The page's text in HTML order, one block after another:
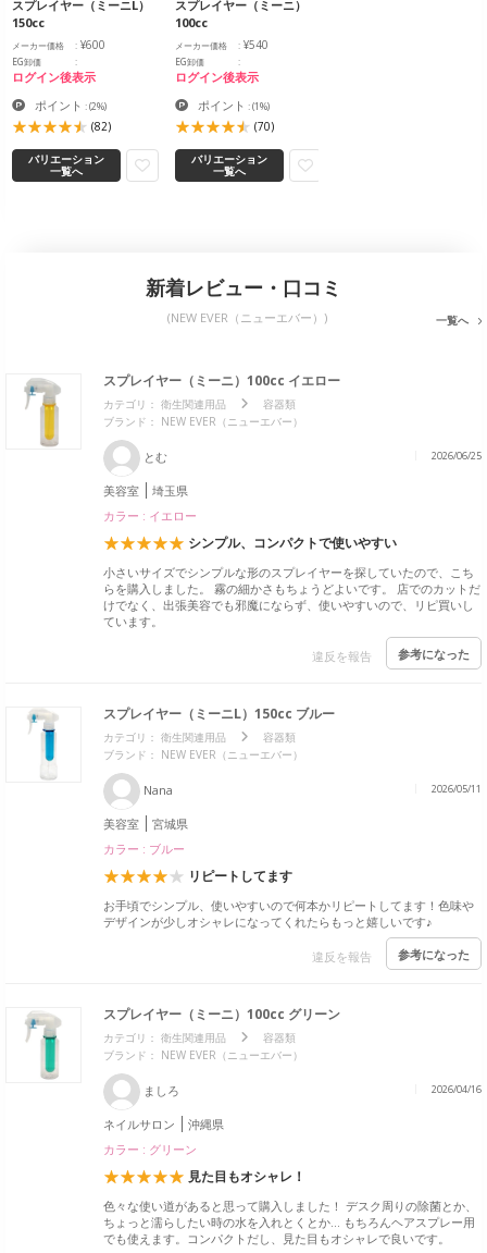
スプレイヤー（ミーニL）
150cc
メーカー価格 ¥600
EG卸価
ログイン後表示
ポイント :(2%)
(82)
バリエーション
一覧へ
スプレイヤー（ミーニ）
100cc
メーカー価格 ¥540
EG卸価
ログイン後表示
ポイント :(1%)
(70)
バリエーション
一覧へ
新着レビュー・口コミ
(NEW EVER（ニューエバー）) 一覧へ
スプレイヤー（ミーニ）100cc イエロー
カテゴリ： 衛生関連用品
容器類
ブランド： NEW EVER（ニューエバー）
とむ 2026/06/25
美容室
埼玉県
カラー : イエロー
シンプル、コンパクトで使いやすい
小さいサイズでシンプルな形のスプレイヤーを探していたので、こち
らを購入しました。 霧の細かさもちょうどよいです。 店でのカットだ
けでなく、出張美容でも邪魔にならず、使いやすいので、リピ買いし
ています。
違反を報告 参考になった
スプレイヤー（ミーニL）150cc ブルー
カテゴリ： 衛生関連用品
容器類
ブランド： NEW EVER（ニューエバー）
Nana 2026/05/11
美容室
宮城県
カラー : ブルー
リピートしてます
お手頃でシンプル、使いやすいので何本かリピートしてます！色味や
デザインが少しオシャレになってくれたらもっと嬉しいです♪
違反を報告 参考になった
スプレイヤー（ミーニ）100cc グリーン
カテゴリ： 衛生関連用品
容器類
ブランド： NEW EVER（ニューエバー）
ましろ 2026/04/16
ネイルサロン
沖縄県
カラー : グリーン
見た目もオシャレ！
色々な使い道があると思って購入しました！ デスク周りの除菌とか、
ちょっと濡らしたい時の水を入れとくとか… もちろんヘアスプレー用
でも使えます。コンパクトだし、見た目もオシャレで良いです。